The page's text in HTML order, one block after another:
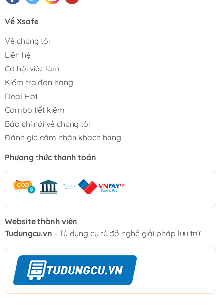
Về Xsafe
Về chúng tôi
Liên hệ
Cơ hội việc làm
Kiểm tra đơn hàng
Deal Hot
Combo tiết kiệm
Báo chí nói về chúng tôi
Đánh giá cảm nhận khách hàng
Phương thức thanh toán
Website thành viên
Tudungcu.vn - Tủ dụng cụ tủ đồ nghề giải pháp lưu trữ